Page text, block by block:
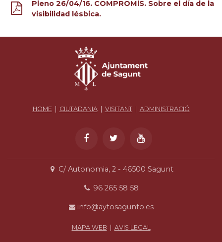
Pleno 26/04/16. COMPROMÍS. Sobre el día de la
visibilidad lésbica.
HOME | CIUTADANIA| VISITANT| ADMINISTRACIÓ
C/ Autonomia, 2 - 46500 Sagunt
96 265 58 58
info@aytosagunto.es
MAPA WEB | AVIS LEGAL